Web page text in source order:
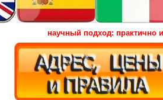
научный подход: практично